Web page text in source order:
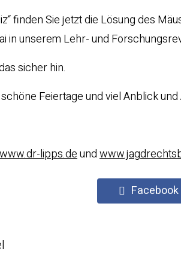
finden Sie jetzt die Lösung des
in unserem Lehr- und
sicher hin.
Feiertage und viel Anblick
www.dr-lipps.deund
Facebook